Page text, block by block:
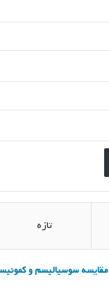
تازه
مقایسه سوسیالیسم و کمونیسم: 6 تفاوت